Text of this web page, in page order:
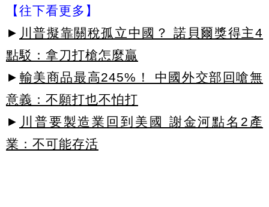
【往下看更多】
► 川普擬靠關稅孤立中國？ 諾貝爾獎得主4
點駁：拿刀打槍怎麼贏
► 輸美商品最高245%！ 中國外交部回嗆無
意義：不願打也不怕打
► 川普要製造業回到美國 謝金河點名2產
業：不可能存活